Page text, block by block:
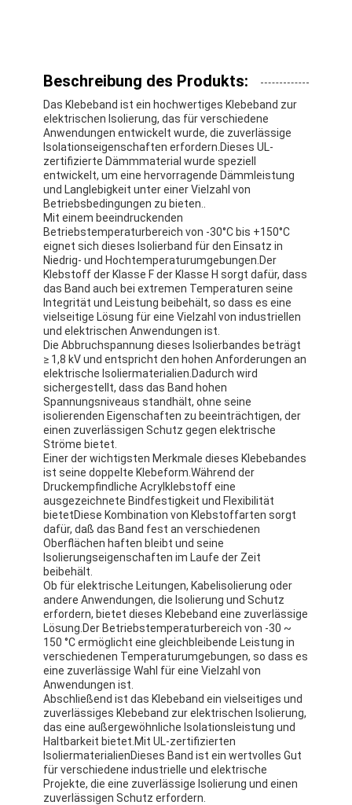
Haus
Beschreibung des Produkts:
Das Klebeband ist ein hochwertiges Klebeband zur
elektrischen Isolierung, das für verschiedene
Anwendungen entwickelt wurde, die zuverlässige
Isolationseigenschaften erfordern.Dieses UL-
zertifizierte Dämmmaterial wurde speziell
entwickelt, um eine hervorragende Dämmleistung
und Langlebigkeit unter einer Vielzahl von
Betriebsbedingungen zu bieten..
Mit einem beeindruckenden
Betriebstemperaturbereich von -30°C bis +150°C
eignet sich dieses Isolierband für den Einsatz in
Niedrig- und Hochtemperaturumgebungen.Der
Klebstoff der Klasse F der Klasse H sorgt dafür, dass
das Band auch bei extremen Temperaturen seine
Integrität und Leistung beibehält, so dass es eine
vielseitige Lösung für eine Vielzahl von industriellen
und elektrischen Anwendungen ist.
Die Abbruchspannung dieses Isolierbandes beträgt
≥ 1,8 kV und entspricht den hohen Anforderungen an
elektrische Isoliermaterialien.Dadurch wird
sichergestellt, dass das Band hohen
Spannungsniveaus standhält, ohne seine
isolierenden Eigenschaften zu beeinträchtigen, der
einen zuverlässigen Schutz gegen elektrische
Ströme bietet.
Einer der wichtigsten Merkmale dieses Klebebandes
ist seine doppelte Klebeform.Während der
Druckempfindliche Acrylklebstoff eine
ausgezeichnete Bindfestigkeit und Flexibilität
bietetDiese Kombination von Klebstoffarten sorgt
dafür, daß das Band fest an verschiedenen
Oberflächen haften bleibt und seine
Isolierungseigenschaften im Laufe der Zeit
beibehält.
Ob für elektrische Leitungen, Kabelisolierung oder
andere Anwendungen, die Isolierung und Schutz
erfordern, bietet dieses Klebeband eine zuverlässige
Lösung.Der Betriebstemperaturbereich von -30 ~
150 °C ermöglicht eine gleichbleibende Leistung in
verschiedenen Temperaturumgebungen, so dass es
eine zuverlässige Wahl für eine Vielzahl von
Anwendungen ist.
Abschließend ist das Klebeband ein vielseitiges und
zuverlässiges Klebeband zur elektrischen Isolierung,
das eine außergewöhnliche Isolationsleistung und
Haltbarkeit bietet.Mit UL-zertifizierten
IsoliermaterialienDieses Band ist ein wertvolles Gut
für verschiedene industrielle und elektrische
Projekte, die eine zuverlässige Isolierung und einen
zuverlässigen Schutz erfordern.